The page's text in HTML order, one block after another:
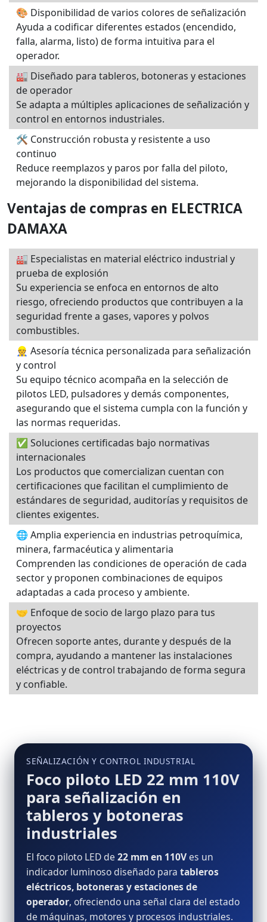
🎨 Disponibilidad de varios colores de señalización
Ayuda a codificar diferentes estados (encendido,
falla, alarma, listo) de forma intuitiva para el
operador.
🏭 Diseñado para tableros, botoneras y estaciones
de operador
Se adapta a múltiples aplicaciones de señalización y
control en entornos industriales.
🛠️ Construcción robusta y resistente a uso
continuo
Reduce reemplazos y paros por falla del piloto,
mejorando la disponibilidad del sistema.
Ventajas de compras en ELECTRICA
DAMAXA
🏭 Especialistas en material eléctrico industrial y
prueba de explosión
Su experiencia se enfoca en entornos de alto
riesgo, ofreciendo productos que contribuyen a la
seguridad frente a gases, vapores y polvos
combustibles.
👷 Asesoría técnica personalizada para señalización
y control
Su equipo técnico acompaña en la selección de
pilotos LED, pulsadores y demás componentes,
asegurando que el sistema cumpla con la función y
las normas requeridas.
✅ Soluciones certificadas bajo normativas
internacionales
Los productos que comercializan cuentan con
certificaciones que facilitan el cumplimiento de
estándares de seguridad, auditorías y requisitos de
clientes exigentes.
🌐 Amplia experiencia en industrias petroquímica,
minera, farmacéutica y alimentaria
Comprenden las condiciones de operación de cada
sector y proponen combinaciones de equipos
adaptadas a cada proceso y ambiente.
🤝 Enfoque de socio de largo plazo para tus
proyectos
Ofrecen soporte antes, durante y después de la
compra, ayudando a mantener las instalaciones
eléctricas y de control trabajando de forma segura
y confiable.
SEÑALIZACIÓN Y CONTROL INDUSTRIAL
Foco piloto LED 22 mm 110V
para señalización en
tableros y botoneras
industriales
El foco piloto LED de 22 mm en 110Ves un
indicador luminoso diseñado para tableros
eléctricos, botoneras y estaciones de
operador, ofreciendo una señal clara del estado
de máquinas, motores y procesos industriales.